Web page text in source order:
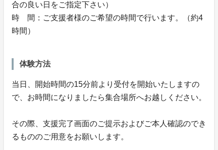
合の良い日をご指定下さい）
時 間：ご支援者様のご希望の時間で行います。（約4
時間）
体験方法
当日、開始時間の15分前より受付を開始いたしますの
で、お時間になりましたら集合場所へお越しください。
その際、支援完了画面のご提示およびご本人確認のでき
るもののご用意をお願いします。